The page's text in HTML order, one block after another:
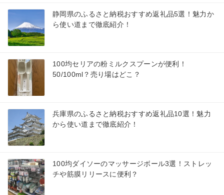
静岡県のふるさと納税おすすめ返礼品5選！魅力か
ら使い道まで徹底紹介！
100均セリアの粉ミルクスプーンが便利！
50/100ml？売り場はどこ？
兵庫県のふるさと納税おすすめ返礼品10選！魅力
から使い道まで徹底紹介！
100均ダイソーのマッサージボール3選！ストレッ
チや筋膜リリースに便利？